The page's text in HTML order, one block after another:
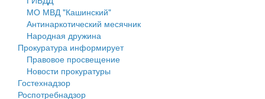
Правила землепользования и застройки
Генеральные планы
Проекты планировки территории
Собрание депутатов
МО МВД "Кашинский"
Антинаркотический месячник
Народная дружина
Прокуратура информирует
Правовое просвещение
Новости прокуратуры
Гостехнадзор
Роспотребнадзор